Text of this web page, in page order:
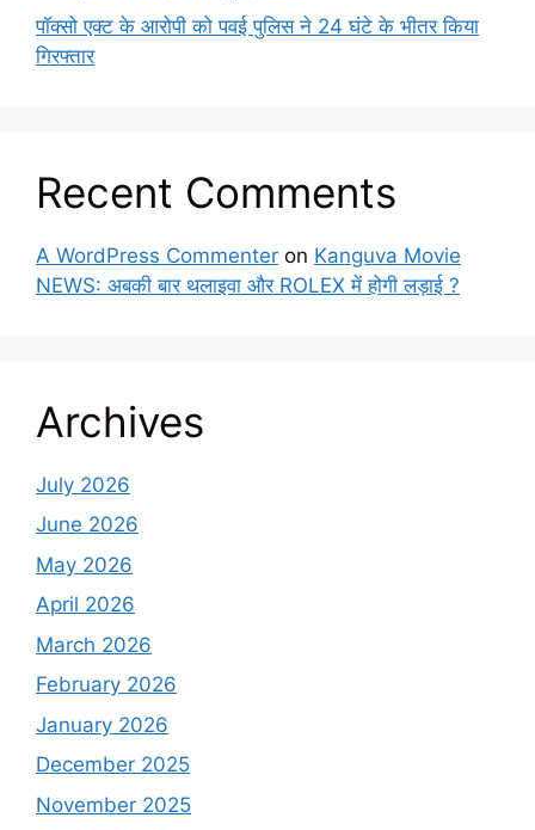
पॉक्सो एक्ट के आरोपी को पवई पुलिस ने 24 घंटे के भीतर किया
गिरफ्तार
Recent Comments
A WordPress Commenter on Kanguva Movie
NEWS: अबकी बार थलाइवा और ROLEX में होगी लड़ाई ?
Archives
July 2026
June 2026
May 2026
April 2026
March 2026
February 2026
January 2026
December 2025
November 2025